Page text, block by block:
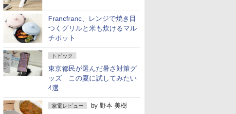
Francfranc、レンジで焼き目
つくグリルと米も炊けるマル
チポット
トピック
東京都民が選んだ暑さ対策グ
ッズ この夏に試してみたい
4選
家電レビュー by 野本 美樹